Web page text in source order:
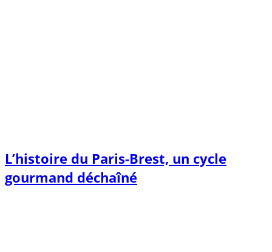
L’histoire du Paris-Brest, un cycle
gourmand déchaîné